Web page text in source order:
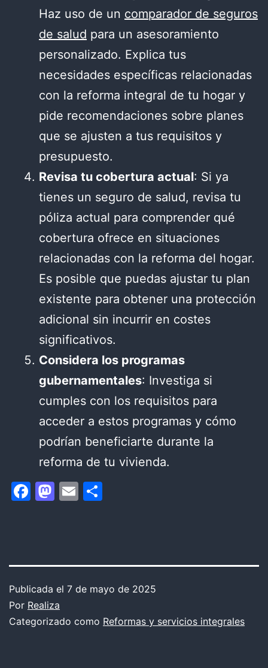
Haz uso de un comparador de seguros
de salud para un asesoramiento
personalizado. Explica tus
necesidades específicas relacionadas
con la reforma integral de tu hogar y
pide recomendaciones sobre planes
que se ajusten a tus requisitos y
presupuesto.
Revisa tu cobertura actual: Si ya
tienes un seguro de salud, revisa tu
póliza actual para comprender qué
cobertura ofrece en situaciones
relacionadas con la reforma del hogar.
Es posible que puedas ajustar tu plan
existente para obtener una protección
adicional sin incurrir en costes
significativos.
Considera los programas
gubernamentales: Investiga si
cumples con los requisitos para
acceder a estos programas y cómo
podrían beneficiarte durante la
reforma de tu vivienda.
Facebook
Mastodon
Email
Publicada el 7 de mayo de 2025
Por Realiza
Categorizado como Reformas y servicios integrales